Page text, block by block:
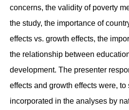
concerns, the validity of poverty
the study, the importance of
effects vs. growth effects, the
the relationship between
development. The presenter
effects and growth effects were, to
incorporated in the analyses by